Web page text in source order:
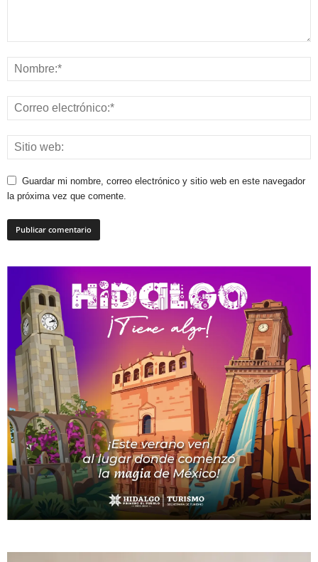
Guardar mi nombre, correo electrónico y sitio web en este navegador
la próxima vez que comente.